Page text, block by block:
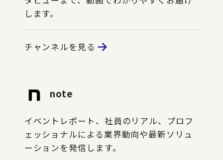
します。
チャンネルを見る
note
イベントレポート、社員のリアル、プロフ
ェッショナルによる業界動向や最新ソリュ
ーションを発信します。